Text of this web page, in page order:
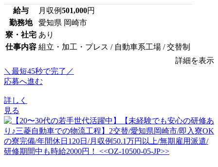
給与 月収例501,000円
勤務地
愛知県 岡崎市
寮・社宅 あり
仕事内容 組立・加工・プレス / 自動車系工場 / 交替制
詳細を表示
＼最短45秒で完了／
応募へ進む
詳しく
見る